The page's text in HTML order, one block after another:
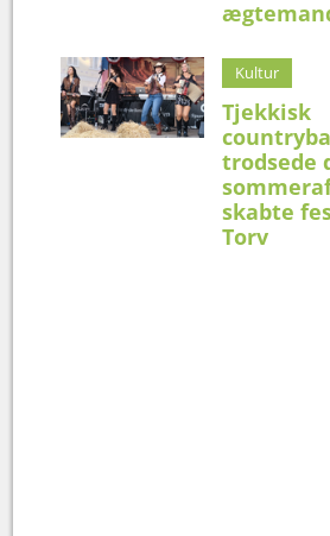
Kultur
Tjekkisk
trodsede
skabte
Torv